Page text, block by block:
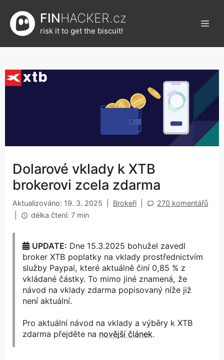
obsah
FINHACKER.cz
risk it to get the biscuit!
Dolarové vklady k XTB
brokerovi zcela zdarma
Aktualizováno: 19. 3. 2025 Brokeři
270 komentářů
délka čtení: 7 min
UPDATE: Dne 15.3.2025 bohužel zavedl
broker XTB poplatky na vklady prostřednictvím
služby Paypal, které aktuálně činí 0,85 % z
vkládané částky. To mimo jiné znamená, že
návod na vklady zdarma popisovaný níže již
není aktuální.
Pro aktuální návod na vklady a výběry k XTB
zdarma přejděte na novější článek.